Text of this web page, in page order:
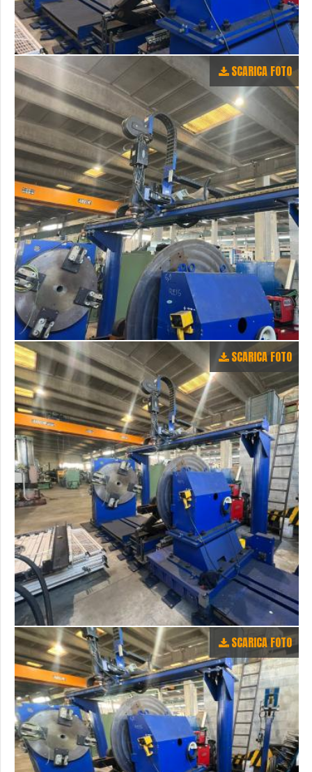
SCARICA FOTO
SCARICA FOTO
SCARICA FOTO